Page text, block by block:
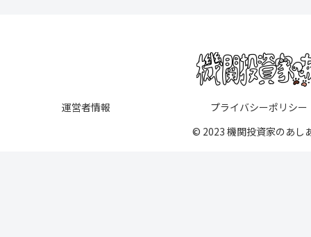
運営者情報
プライバシーポリシー
© 2023 機関投資家のあし